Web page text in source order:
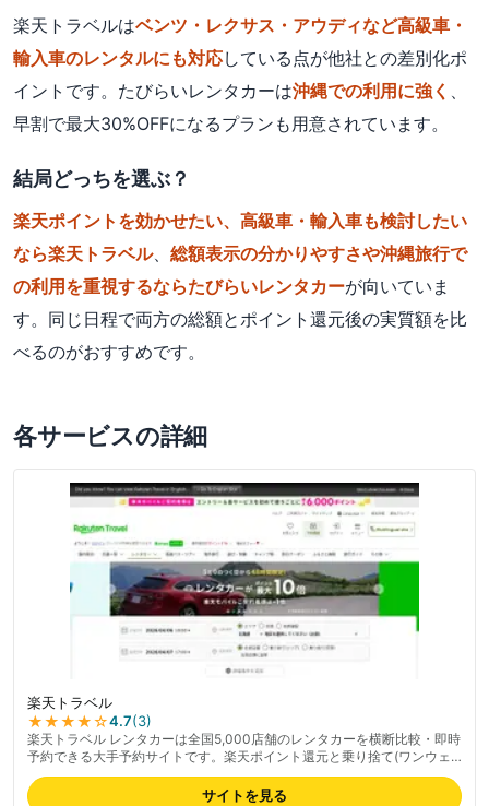
楽天トラベルはベンツ・レクサス・アウディなど高級車・
輸入車のレンタルにも対応している点が他社との差別化ポ
イントです。たびらいレンタカーは沖縄での利用に強く
早割で最大30%OFFになるプランも用意されています。
結局どっちを選ぶ？
楽天ポイントを効かせたい、高級車・輸入車も検討したい
なら楽天トラベル、 総額表示の分かりやすさや沖縄旅行で
の利用を重視するならたびらいレンタカーが向いていま
す。同じ日程で両方の総額とポイント還元後の実質額を比
べるのがおすすめです。
各サービスの詳細
楽天トラベル
★★★★☆4.7(3)
楽天トラベル レンタカーは全国5,000店舗のレンタカーを横断比較・即時
予約できる大手予約サイトです。楽天ポイント還元と乗り捨て(ワンウェ
イ)指定の利便性が魅力で、楽天経済圏のユーザーには実利の大きい料金
プランです。最新の取り扱い業者・料金は公式サイトでご確認ください。
サイトを見る